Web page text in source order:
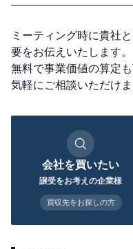
ミーティング時に貴社
要をお伝えいたします。
無料で事業価値の算定
気軽にご相談いただけま
会社を買いたい
譲受をお考えの企業様
買収先をお探しの方